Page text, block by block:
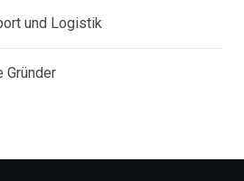
und Logistik
Gründer